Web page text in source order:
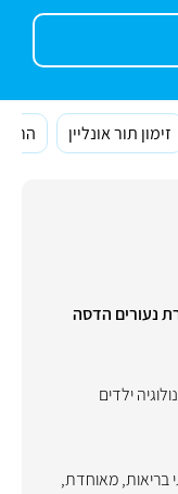
זימון תור אונליין
נעורים הדסה
ילדים
בריאות,מאוחדת,